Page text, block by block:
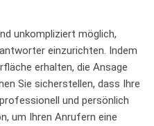
unkompliziert möglich,
einzurichten. Indem
erhalten,⁤ die Ansage
Sie ​sicherstellen, dass Ihre
⁣und persönlich
um‍ Ihren Anrufern eine